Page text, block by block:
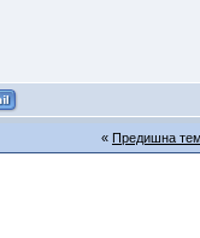
« Предишна